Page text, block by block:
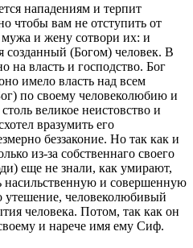
нападениям и терпит
чтобы вам не отступить от
мужа и жену сотвори их: и
созданный (Богом) человек. В
на власть и господство. Бог
имело власть над всем
по своему человеколюбию и
великое неистовство и
вразумить его
беззаконие. Но так как и
из-за собственнаго своего
еще не знали, как умирают,
насильственную и совершенную
утешение, человеколюбивый
человека. Потом, так как он
и нарече имя ему Сиф.